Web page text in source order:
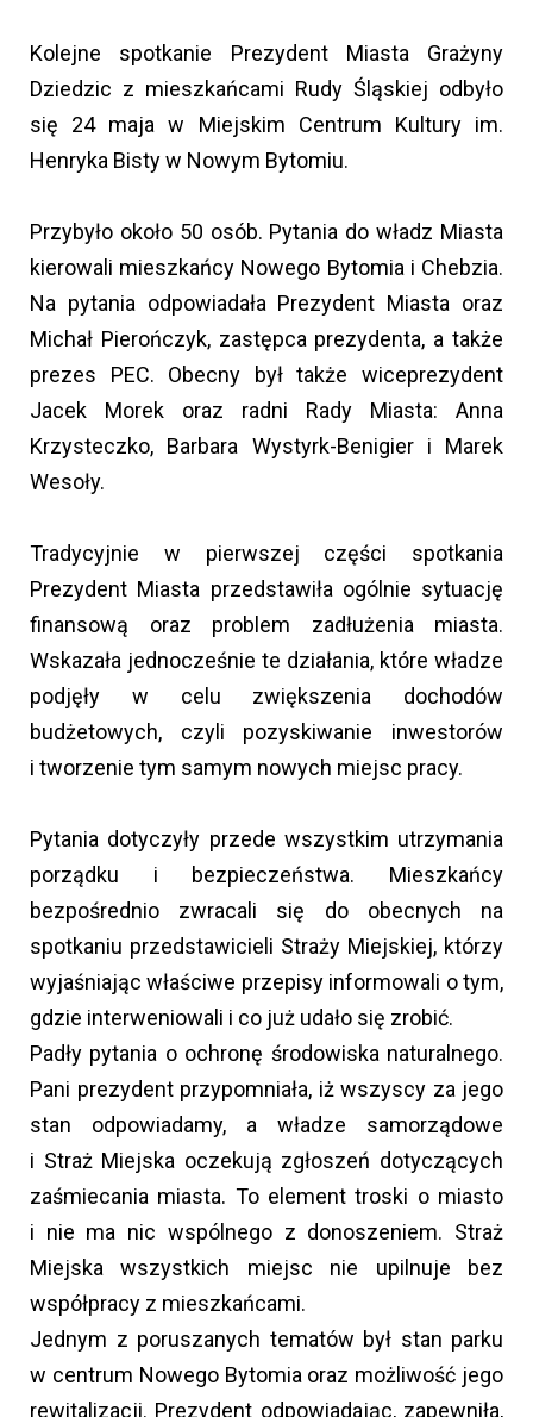
Kolejne spotkanie Prezydent Miasta Grażyny
Dziedzic z mieszkańcami Rudy Śląskiej odbyło
się 24 maja w Miejskim Centrum Kultury im.
Henryka Bisty w Nowym Bytomiu.
Przybyło około 50 osób. Pytania do władz Miasta
kierowali mieszkańcy Nowego Bytomia i Chebzia.
Na pytania odpowiadała Prezydent Miasta oraz
Michał Pierończyk, zastępca prezydenta, a także
prezes PEC. Obecny był także wiceprezydent
Jacek Morek oraz radni Rady Miasta: Anna
Krzysteczko, Barbara Wystyrk-Benigier i Marek
Wesoły.
Tradycyjnie w pierwszej części spotkania
Prezydent Miasta przedstawiła ogólnie sytuację
finansową oraz problem zadłużenia miasta.
Wskazała jednocześnie te działania, które władze
podjęły w celu zwiększenia dochodów
budżetowych, czyli pozyskiwanie inwestorów
i tworzenie tym samym nowych miejsc pracy.
Pytania dotyczyły przede wszystkim utrzymania
porządku i bezpieczeństwa. Mieszkańcy
bezpośrednio zwracali się do obecnych na
spotkaniu przedstawicieli Straży Miejskiej, którzy
wyjaśniając właściwe przepisy informowali o tym,
gdzie interweniowali i co już udało się zrobić.
Padły pytania o ochronę środowiska naturalnego.
Pani prezydent przypomniała, iż wszyscy za jego
stan odpowiadamy, a władze samorządowe
i Straż Miejska oczekują zgłoszeń dotyczących
zaśmiecania miasta. To element troski o miasto
i nie ma nic wspólnego z donoszeniem. Straż
Miejska wszystkich miejsc nie upilnuje bez
współpracy z mieszkańcami.
Jednym z poruszanych tematów był stan parku
w centrum Nowego Bytomia oraz możliwość jego
rewitalizacji. Prezydent odpowiadając, zapewniła,